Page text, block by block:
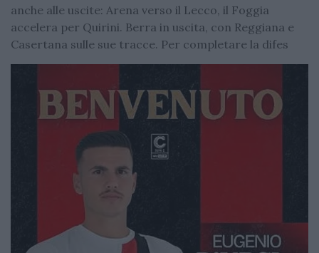
anche alle uscite: Arena verso il Lecco, il Foggia
accelera per Quirini. Berra in uscita, con Reggiana e
Casertana sulle sue tracce. Per completare la difes